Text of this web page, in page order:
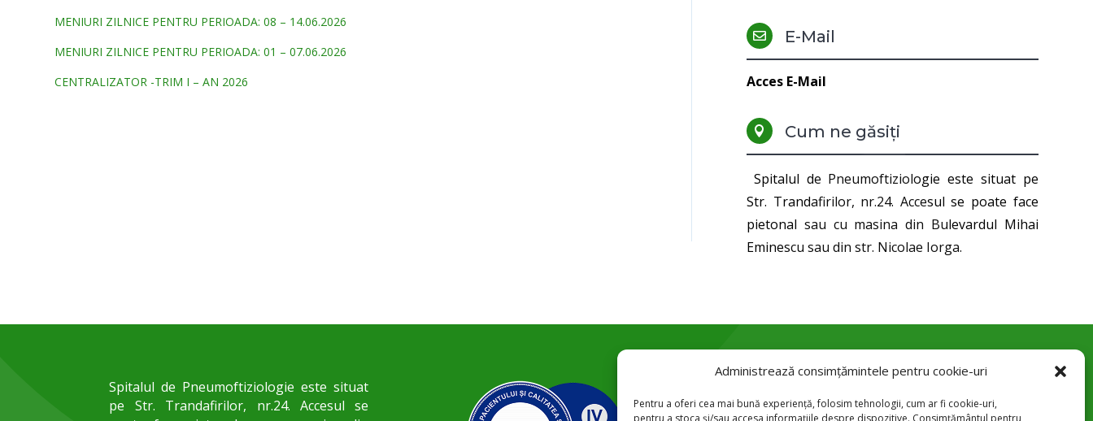
Administrează consimțămintele pentru cookie-uri
Pentru a oferi cea mai bună experiență, folosim tehnologii, cum ar fi cookie-uri,
pentru a stoca și/sau accesa informațiile despre dispozitive. Consimțământul pentru
MENIURI ZILNICE PENTRU PERIOADA: 08 – 14.06.2026
MENIURI ZILNICE PENTRU PERIOADA: 01 – 07.06.2026
CENTRALIZATOR -TRIM I – AN 2026
 E-Mail
Acces E-Mail
 Cum ne găsiți
Spitalul de Pneumoftiziologie este situat pe
Str. Trandafirilor, nr.24. Accesul se poate face
pietonal sau cu masina din Bulevardul Mihai
Eminescu sau din str. Nicolae Iorga.
Spitalul de Pneumoftiziologie este situat
pe Str. Trandafirilor, nr.24. Accesul se